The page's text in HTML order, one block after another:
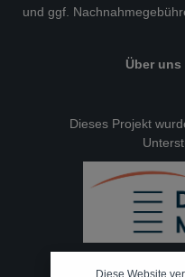
und ggf.
Über uns
Dieses Projekt
Diese Website